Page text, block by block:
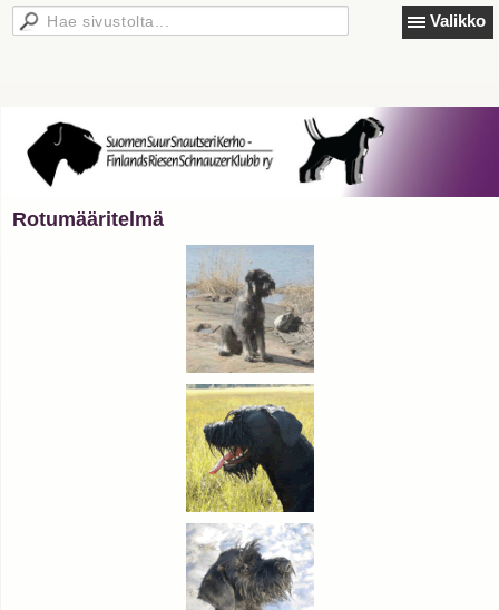
Valikko
Rotumääritelmä